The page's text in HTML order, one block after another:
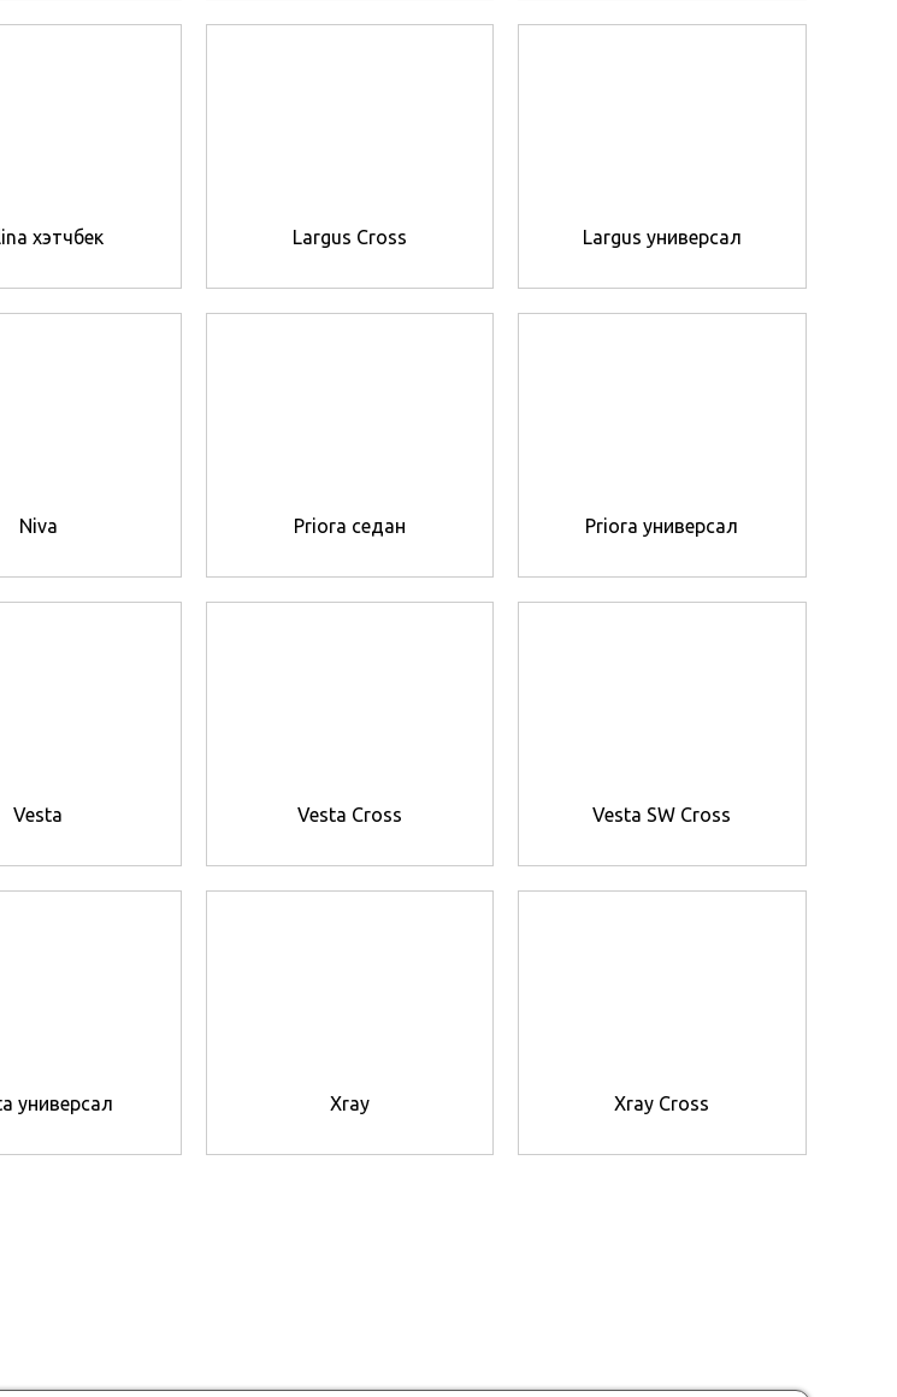
хэтчбек Largus Cross Largus универсал
Niva Priora седан Priora универсал
Vesta Vesta Cross Vesta SW Cross
универсал Xray Xray Cross